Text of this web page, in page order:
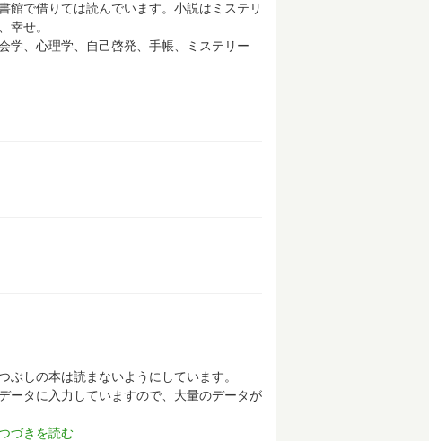
館で借りては読んでいます。小説はミステリ
幸せ。
学、心理学、自己啓発、手帳、ミステリー
しの本は読まないようにしています。
ータに入力していますので、大量のデータが